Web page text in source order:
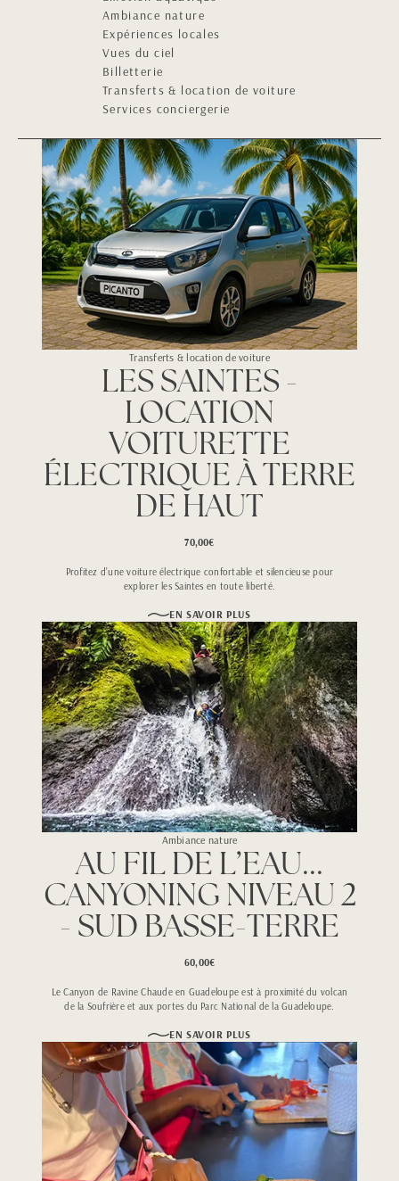
Ambiance nature
Expériences locales
Vues du ciel
Billetterie
Transferts & location de voiture
Services conciergerie
Transferts & location de voiture
LES SAINTES -
LOCATION
VOITURETTE
ÉLECTRIQUE À TERRE
DE HAUT
70,00€
Profitez d’une voiture électrique confortable et silencieuse pour
explorer les Saintes en toute liberté.
EN SAVOIR PLUS
Ambiance nature
AU FIL DE L’EAU...
CANYONING NIVEAU 2
- SUD BASSE-TERRE
60,00€
Le Canyon de Ravine Chaude en Guadeloupe est à proximité du volcan
de la Soufrière et aux portes du Parc National de la Guadeloupe.
EN SAVOIR PLUS